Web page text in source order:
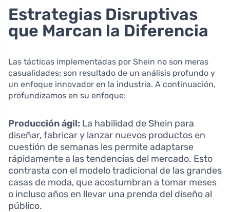
Estrategias Disruptivas
que Marcan la Diferencia
Las tácticas implementadas por Shein no son meras
casualidades; son resultado de un análisis profundo y
un enfoque innovador en la industria. A continuación,
profundizamos en su enfoque:
Producción ágil: La habilidad de Shein para
diseñar, fabricar y lanzar nuevos productos en
cuestión de semanas les permite adaptarse
rápidamente a las tendencias del mercado. Esto
contrasta con el modelo tradicional de las grandes
casas de moda, que acostumbran a tomar meses
o incluso años en llevar una prenda del diseño al
público.